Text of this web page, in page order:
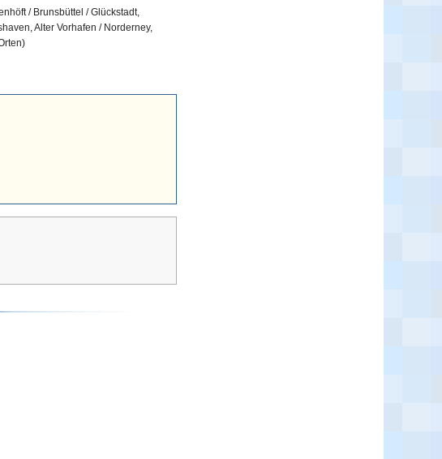
/ Brunsbüttel / Glückstadt,
Alter Vorhafen / Norderney,